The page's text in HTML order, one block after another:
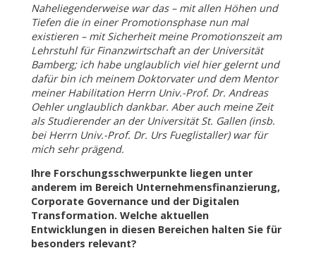
Naheliegenderweise war das – mit allen Höhen und
Tiefen die in einer Promotionsphase nun mal
existieren – mit Sicherheit meine Promotionszeit am
Lehrstuhl für Finanzwirtschaft an der Universität
Bamberg; ich habe unglaublich viel hier gelernt und
dafür bin ich meinem Doktorvater und dem Mentor
meiner Habilitation Herrn Univ.-Prof. Dr. Andreas
Oehler unglaublich dankbar. Aber auch meine Zeit
als Studierender an der Universität St. Gallen (insb.
bei Herrn Univ.-Prof. Dr. Urs Fueglistaller) war für
mich sehr prägend.
Ihre Forschungsschwerpunkte liegen unter
anderem im Bereich Unternehmensfinanzierung,
Corporate Governance und der Digitalen
Transformation. Welche aktuellen
Entwicklungen in diesen Bereichen halten Sie für
besonders relevant?